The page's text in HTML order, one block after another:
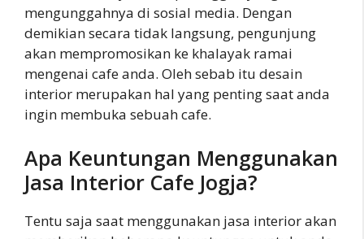
mengunggahnya di sosial media. Dengan
demikian secara tidak langsung, pengunjung
akan mempromosikan ke khalayak ramai
mengenai cafe anda. Oleh sebab itu desain
interior merupakan hal yang penting saat anda
ingin membuka sebuah cafe.
Apa Keuntungan Menggunakan
Jasa Interior Cafe Jogja?
Tentu saja saat menggunakan jasa interior akan